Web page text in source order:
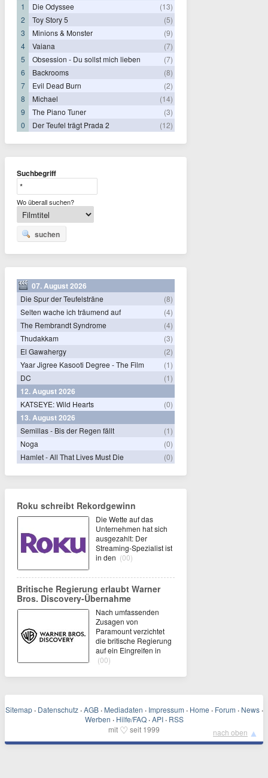
1 Die Odyssee
(13)
2
Toy Story 5
(5)
3
Minions & Monster
(9)
4
Vaiana
(7)
5
Obsession - Du sollst mich lieben
(7)
6
Backrooms
(8)
7
Evil Dead Burn
(2)
8
Michael
(14)
9
The Piano Tuner
(3)
0
Der Teufel trägt Prada 2 (12)
Suchbegriff
Wo überall suchen?
suchen
07. August 2026
Die Spur der Teufelsträne
(8)
Selten wache ich träumend auf
(4)
The Rembrandt Syndrome
(4)
Thudakkam
(3)
El Gawahergy
(2)
Yaar Jigree Kasooti Degree - The Film
(1)
DC
(1)
12. August 2026
KATSEYE: Wild Hearts (0)
13. August 2026
Semillas - Bis der Regen fällt
(1)
Noga
(0)
Hamlet - All That Lives Must Die
(0)
Roku schreibt Rekordgewinn
Die Wette auf das
Unternehmen hat sich
ausgezahlt: Der
Streaming-Spezialist ist
in den (00)
Britische Regierung erlaubt Warner
Bros. Discovery-Übernahme
Nach umfassenden
Zusagen von
Paramount verzichtet
die britische Regierung
auf ein Eingreifen in
(00)
Sitemap · Datenschutz · AGB · Mediadaten · Impressum · Home · Forum · News ·
Werben · Hilfe/FAQ · API · RSS
mit ♡ seit 1999 nach oben ▲